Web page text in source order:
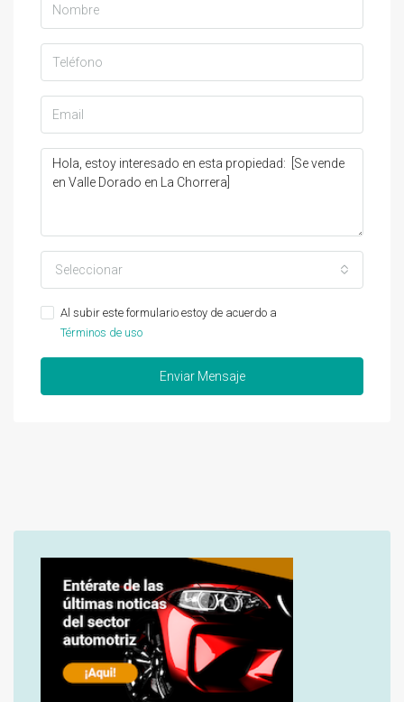
Seleccionar
Al subir este formulario estoy de acuerdo a
Términos de uso
Enviar Mensaje